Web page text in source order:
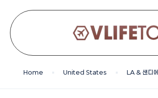
Home United States LA & 샌디